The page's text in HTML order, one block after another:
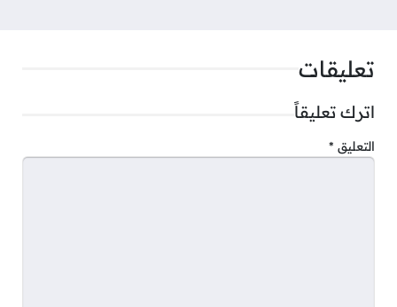
تعليقات
اترك تعليقاً
التعليق *